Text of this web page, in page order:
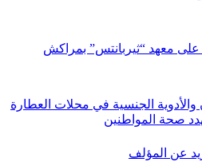
على معهد “ثيربانتس” بمراكش
والأدوية الجنسية في محلات العطارة
صحة المواطنين
عن المؤلف